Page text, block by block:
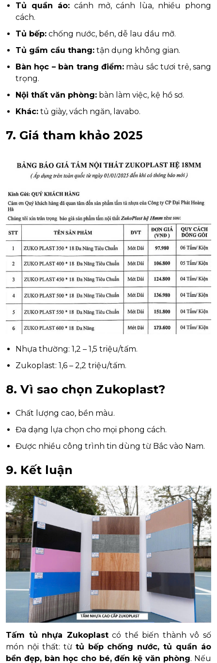
Tủ quần áo:cánh mở, cánh lùa, nhiều phong
cách.
Tủ bếp: chống nước, bền, dễ lau dầu mỡ.
Tủ gầm cầu thang: tận dụng không gian.
Bàn học – bàn trang điểm: màu sắc tươi trẻ, sang
trọng.
Nội thất văn phòng: bàn làm việc, kệ hồ sơ.
Khác: tủ giày, vách ngăn, lavabo.
7. Giá tham khảo 2025
Nhựa thường: 1,2 – 1,5 triệu/tấm.
Zukoplast: 1,6 – 2,2 triệu/tấm.
8. Vì sao chọn Zukoplast?
Chất lượng cao, bền màu.
Đa dạng lựa chọn cho mọi phong cách.
Được nhiều công trình tin dùng từ Bắc vào Nam.
9. Kết luận
Tấm tủ nhựa Zukoplastcó thể biến thành vô số
món nội thất: từ tủ bếp chống nước, tủ quần áo
bền đẹp, bàn học cho bé, đến kệ văn phòng. Nếu